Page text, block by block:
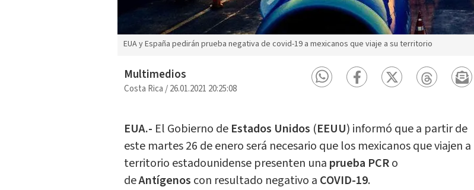
EUA y España pedirán prueba negativa de covid-19 a mexicanos que viaje a su territorio
Multimedios
Costa Rica/26.01.2021 20:25:08
EUA.- El Gobierno de Estados Unidos (EEUU) informó que a partir de
este martes 26 de enero será necesario que los mexicanos que viajen a
territorio estadounidense presenten una prueba PCRo
deAntígenos con resultado negativo a COVID-19.